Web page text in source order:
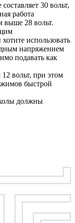
30 вольт,
работа
выше 28 вольт.
использовать
напряжением
подавать как
вольт, при этом
быстрой
должны